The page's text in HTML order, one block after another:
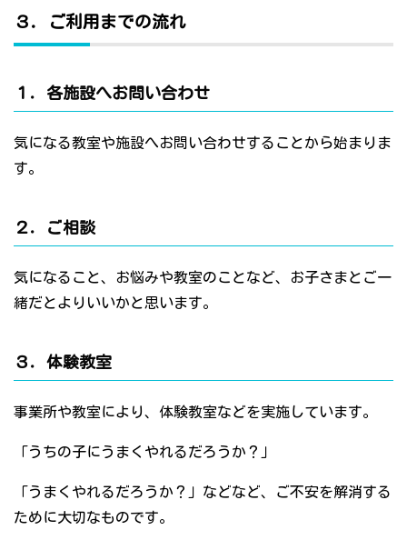
３．ご利用までの流れ
１．各施設へお問い合わせ
気になる教室や施設へお問い合わせすることから始まりま
す。
２．ご相談
気になること、お悩みや教室のことなど、お子さまとご一
緒だとよりいいかと思います。
３．体験教室
事業所や教室により、体験教室などを実施しています。
「うちの子にうまくやれるだろうか？」
「うまくやれるだろうか？」などなど、ご不安を解消する
ために大切なものです。